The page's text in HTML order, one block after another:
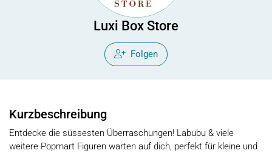
Luxi Box Store
Folgen
Kurzbeschreibung
Entdecke die süssesten Überraschungen! Labubu & viele
weitere Popmart Figuren warten auf dich, perfekt für kleine und